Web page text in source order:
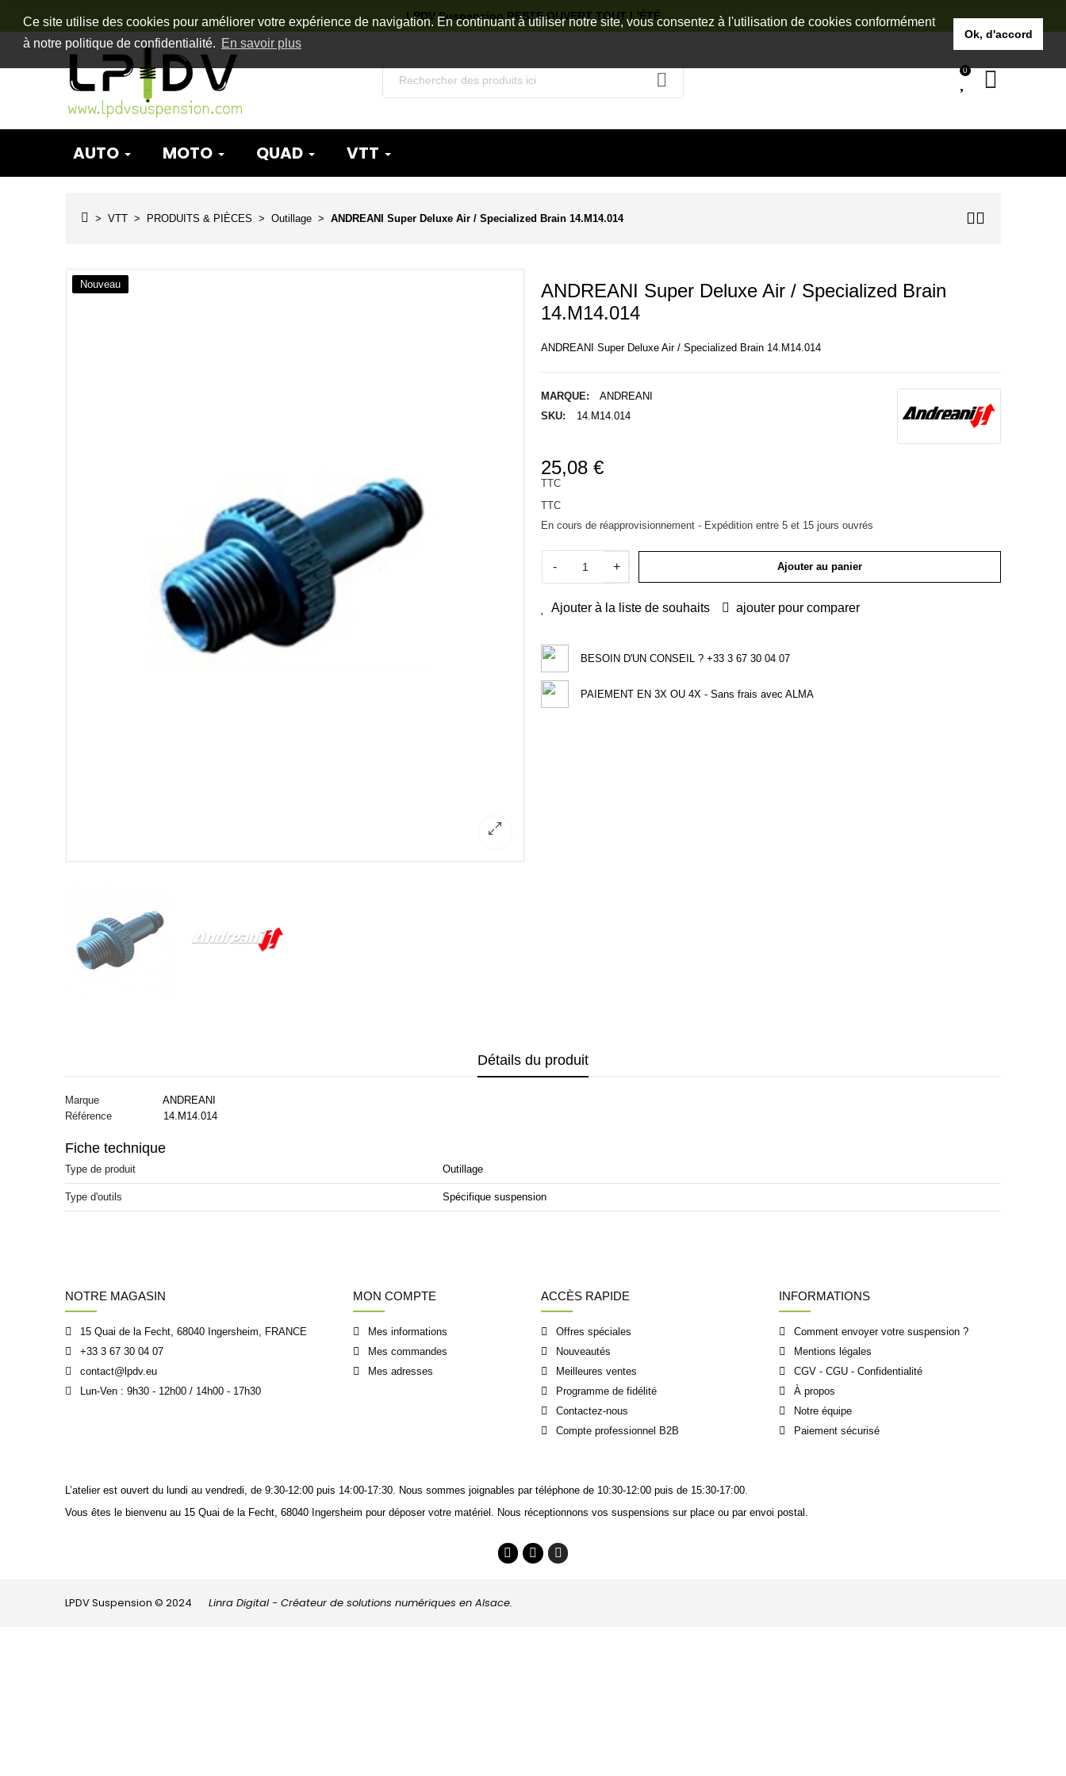
Ce site utilise des cookies pour améliorer votre expérience de navigation. En continuant à utiliser notre site, vous consentez à l'utilisation de cookies conformément
à notre politique de confidentialité. En savoir plus
Ok, d'accord
LPDV Suspension RESTE OUVERT TOUT L'ÉTÉ
0
AUTO MOTO QUAD VTT
VTT PRODUITS & PIÈCES Outillage ANDREANI Super Deluxe Air / Specialized Brain 14.M14.014
Nouveau
ANDREANI Super Deluxe Air / Specialized Brain
14.M14.014
ANDREANI Super Deluxe Air / Specialized Brain 14.M14.014
MARQUE:
ANDREANI
SKU:
14.M14.014
25,08 €
TTC
TTC
En cours de réapprovisionnement - Expédition entre 5 et 15 jours ouvrés
- + Ajouter au panier
Ajouter à la liste de souhaits ajouter pour comparer
BESOIN D'UN CONSEIL ? +33 3 67 30 04 07
PAIEMENT EN 3X OU 4X - Sans frais avec ALMA
Détails du produit
Marque
ANDREANI
Référence
14.M14.014
Fiche technique
Type de produit Outillage
Type d'outils Spécifique suspension
NOTRE MAGASIN
15 Quai de la Fecht, 68040 Ingersheim, FRANCE
+33 3 67 30 04 07
contact@lpdv.eu
Lun-Ven : 9h30 - 12h00 / 14h00 - 17h30
MON COMPTE
Mes informations
Mes commandes
Mes adresses
ACCÈS RAPIDE
Offres spéciales
Nouveautés
Meilleures ventes
Programme de fidélité
Contactez-nous
Compte professionnel B2B
INFORMATIONS
Comment envoyer votre suspension ?
Mentions légales
CGV - CGU - Confidentialité
À propos
Notre équipe
Paiement sécurisé
L’atelier est ouvert du lundi au vendredi, de 9:30-12:00 puis 14:00-17:30. Nous sommes joignables par téléphone de 10:30-12:00 puis de 15:30-17:00.
Vous êtes le bienvenu au 15 Quai de la Fecht, 68040 Ingersheim pour déposer votre matériel. Nous réceptionnons vos suspensions sur place ou par envoi postal.
LPDV Suspension © 2024 Linra Digital - Créateur de solutions numériques en Alsace.